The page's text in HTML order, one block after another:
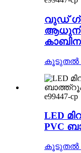
വുഡ്
കൂടുതൽ
e99447-cp
LED
PVC
കൂടുതൽ